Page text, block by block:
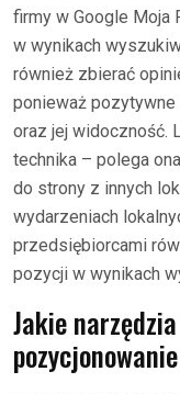
firmy w Google Moja
w wynikach
również zbierać
ponieważ pozytywne
oraz jej widoczność.
technika – polega
do strony z innych
wydarzeniach
przedsiębiorcami
pozycji w wynikach
Jakie